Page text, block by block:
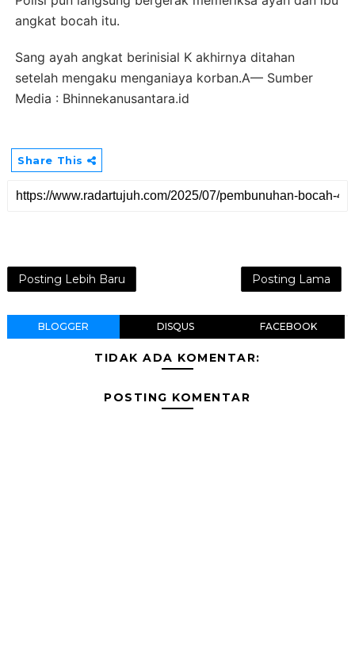
angkat bocah itu.
Sang ayah angkat berinisial K akhirnya ditahan
setelah mengaku menganiaya korban.A— Sumber
Media : Bhinnekanusantara.id
Share This
Posting Lebih Baru Posting Lama
BLOGGER DISQUS FACEBOOK
TIDAK ADA KOMENTAR:
POSTING KOMENTAR